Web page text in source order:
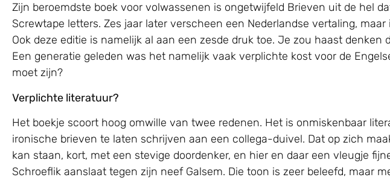
Zijn beroemdste boek voor volwassenen is ongetwijfeld Brieven uit de hel
Screwtape letters. Zes jaar later verscheen een Nederlandse vertaling,
Ook deze editie is namelijk al aan een zesde druk toe. Je zou haast
Een generatie geleden was het namelijk vaak verplichte kost voor de
moet zijn?
Verplichte literatuur?
Het boekje scoort hoog omwille van twee redenen. Het is onmiskenbaar
ironische brieven te laten schrijven aan een collega-duivel. Dat op zich
kan staan, kort, met een stevige doordenker, en hier en daar een vleugje
Schroeflik aanslaat tegen zijn neef Galsem. Die toon is zeer beleefd, maar